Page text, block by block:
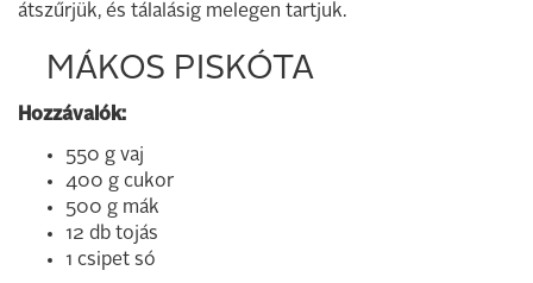
átszűrjük, és tálalásig melegen tartjuk.
MÁKOS PISKÓTA
Hozzávalók:
550 g vaj
400 g cukor
500 g mák
12 db tojás
1 csipet só